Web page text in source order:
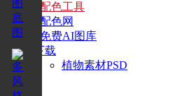
+配色工具
+配色网
+免费AI图库
下载
植物素材PSD
搜索